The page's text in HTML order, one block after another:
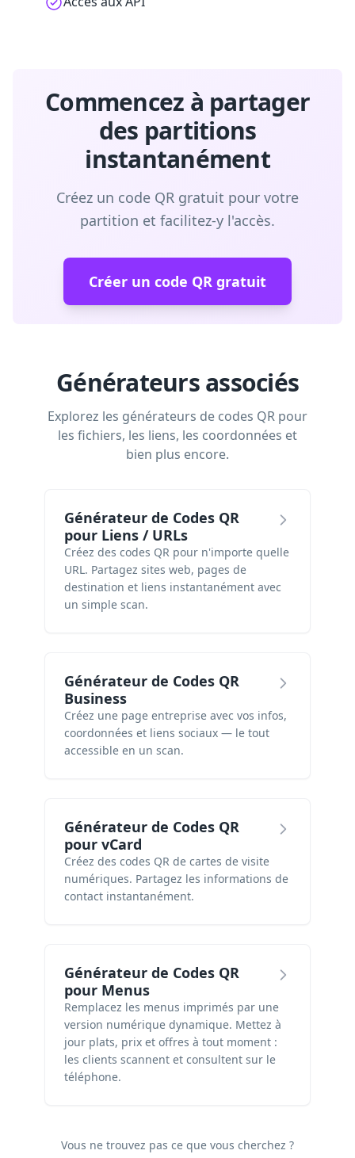
Commencez à partager
des partitions
instantanément
Créez un code QR gratuit pour votre
partition et facilitez-y l'accès.
Créer un code QR gratuit
Générateurs associés
Explorez les générateurs de codes QR pour
les fichiers, les liens, les coordonnées et
bien plus encore.
Générateur de Codes QR
pour Liens / URLs
Créez des codes QR pour n'importe quelle
URL. Partagez sites web, pages de
destination et liens instantanément avec
un simple scan.
Générateur de Codes QR
Business
Créez une page entreprise avec vos infos,
coordonnées et liens sociaux — le tout
accessible en un scan.
Générateur de Codes QR
pour vCard
Créez des codes QR de cartes de visite
numériques. Partagez les informations de
contact instantanément.
Générateur de Codes QR
pour Menus
Remplacez les menus imprimés par une
version numérique dynamique. Mettez à
jour plats, prix et offres à tout moment :
les clients scannent et consultent sur le
téléphone.
Vous ne trouvez pas ce que vous cherchez ?